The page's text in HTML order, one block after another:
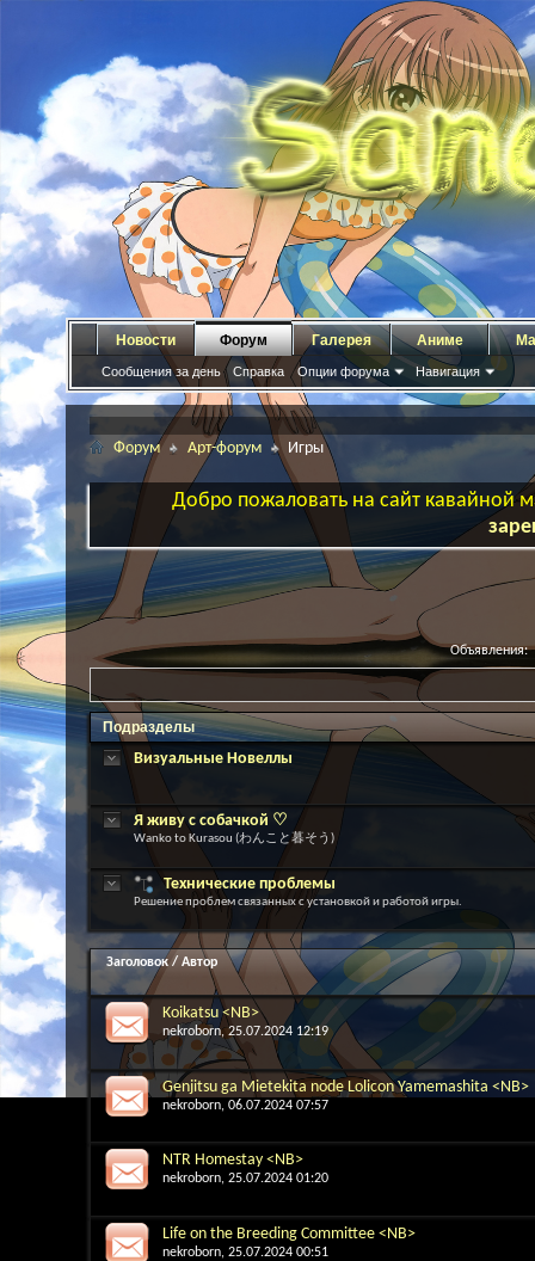
Новости Форум
Сообщения за день Справка Опции форума Навигация
Галерея Аниме
Форум Арт-форум Игры
Добро пожаловать на сайт кавайной
Подразделы
Визуальные Новеллы
Я живу с собачкой ♡
Wanko to Kurasou (わんこと暮そう)
Технические проблемы
Решение проблем связанных с установкой и работой игры.
Заголовок / Автор
Koikatsu <NB>
nekroborn, 25.07.2024 12:19
Genjitsu ga Mietekita node Lolicon Yamemashita <NB>
nekroborn, 06.07.2024 07:57
NTR Homestay <NB>
nekroborn, 25.07.2024 01:20
Life on the Breeding Committee <NB>
nekroborn, 25.07.2024 00:51